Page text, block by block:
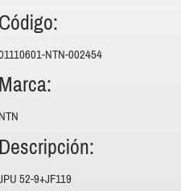
Código:
NTN-002454
Marca:
NTN
Descripción:
52-9+JF119